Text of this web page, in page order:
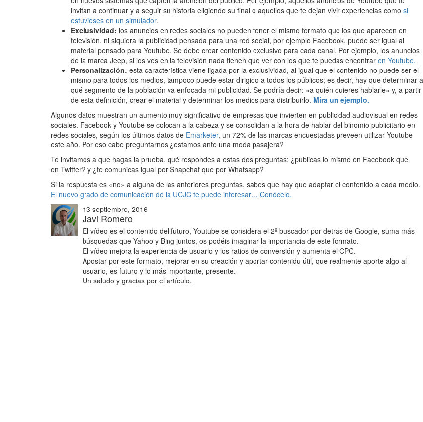
invitan a continuar y a seguir su historia eligiendo su final o aquellos que te dejan vivir experiencias como si
estuvieses en un simulador.
Exclusividad: los anuncios en redes sociales no pueden tener el mismo formato que los que aparecen en
televisión, ni siquiera la publicidad pensada para una red social, por ejemplo Facebook, puede ser igual al
material pensado para Youtube. Se debe crear contenido exclusivo para cada canal. Por ejemplo, los anuncios
de la marca Jeep, si los ves en la televisión nada tienen que ver con los que te puedas encontrar en Youtube.
Personalización: esta característica viene ligada por la exclusividad, al igual que el contenido no puede ser el
mismo para todos los medios, tampoco puede estar dirigido a todos los públicos; es decir, hay que determinar a
qué segmento de la población va enfocada mi publicidad. Se podría decir: «a quién quieres hablarle» y, a partir
de esta definición, crear el material y determinar los medios para distribuirlo. Mira un ejemplo.
Algunos datos muestran un aumento muy significativo de empresas que invierten en publicidad audiovisual en redes
sociales. Facebook y Youtube se colocan a la cabeza y se consolidan a la hora de hablar del binomio publicitario en
redes sociales, según los últimos datos de Emarketer, un 72% de las marcas encuestadas preveen utilizar Youtube
este año. Por eso cabe preguntarnos ¿estamos ante una moda pasajera?
Te invitamos a que hagas la prueba, qué respondes a estas dos preguntas: ¿publicas lo mismo en Facebook que
en Twitter? y ¿te comunicas igual por Snapchat que por Whatsapp?
Si la respuesta es «no» a alguna de las anteriores preguntas, sabes que hay que adaptar el contenido a cada medio.
El nuevo grado de comunicación de la UCJC te puede interesar… Conócelo.
13 septiembre, 2016
Javi Romero
El vídeo es el contenido del futuro, Youtube se considera el 2º buscador por detrás de Google, suma más
búsquedas que Yahoo y Bing juntos, os podéis imaginar la importancia de este formato.
El vídeo mejora la experiencia de usuario y los ratios de conversión y aumenta el CPC.
Apostar por este formato, mejorar en su creación y aportar contenidu útil, que realmente aporte algo al
usuario, es futuro y lo más importante, presente.
Un saludo y gracias por el artículo.